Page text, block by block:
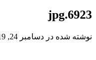
6923.jpg
نوشته شده در دسامبر 24, 2019